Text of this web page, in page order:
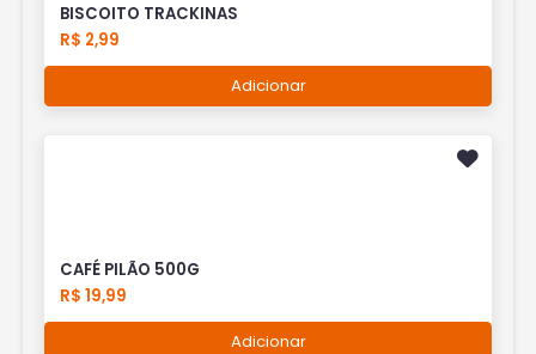
BISCOITO TRACKINAS
R$ 2,99
Adicionar
CAFÉ PILÃO 500G
R$ 19,99
Adicionar